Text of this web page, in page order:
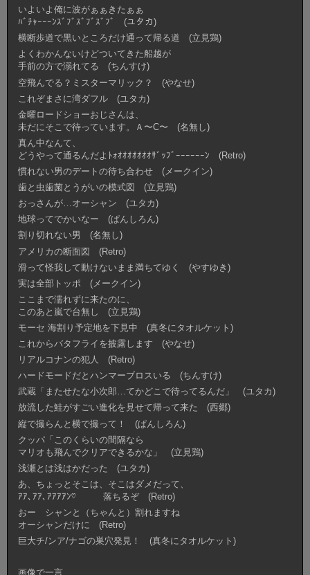
いよいよ俺に波がぁぁきたぁぁ
ﾊﾞﾁｬｰｰｰﾝｽﾞﾌﾞｽﾞﾌﾞｽﾞﾌﾞ (ユタカ)
横断歩道で黒いところだけ通って帰る道 (立見鶏)
よくわかんないけどついてきた船越が
手前の方で溺れてる (ちんすけ)
空飛んでる？ミスターマリック？ (やなせ)
これぞまさに湾ダフル (ユタカ)
金曜ロードショーおじさんは、
未だにそこで待っています。Ａ〜C〜 (名無し)
真ん中なんて、
どうやって通るんだよﾄｫｵｵｵｵｵｵｵｻﾞｯﾌﾞｰｰｰｰｰｰﾝ (Retro)
慣れない男のデートの待ち合わせ (メークイン)
歯と虫歯菌とうがいの模式図 (立見鶏)
おっさんが…オーシャン (ユタカ)
地球ってでかいなー (ぱんしろん)
割り切れない男 (名無し)
アメリカの断面図 (Retro)
滑って怪我して動けないまま満ちてゆく (やすゆき)
実は全部トッポ (メークイン)
ここまで濡れずに来たのに、
このあと嵐で台無し (立見鶏)
モーセ 海割り予定地を下見中 (真冬にタオルケット)
これからバタフライを披露します (やなせ)
リアルコナンの犯人 (Retro)
ハードモードだとハンマーブロスいる (ちんすけ)
武蔵「またせたな小次郎…てかどこで待ってるんだ」 (ユタカ)
放流した鮭がすごい進化を見せて帰って来た (西郷)
縦で撮らんと横で撮って！ (ぱんしろん)
クッパ「このくらいの間隔なら
マリオも飛んでクリアできるかな」 (立見鶏)
浅瀬とは浅はかだった (ユタカ)
あ、ちょっとそこは、そこはダメだって、
ｱｱ､ｱｱ､ｱｱｱｱﾝ♡ 落ちるぞ (Retro)
おー シャンと（ちゃんと）割れますね
オーシャンだけに (Retro)
巨大チ/ンア/ナゴの巣穴発見！ (真冬にタオルケット)
画像で一言